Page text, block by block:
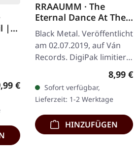
|
Preis:
€
RRAAUMM · The
Eternal Dance At The
Nucleus Of Time |
DIGIPAK CD
Black Metal. Veröffentlicht
am 02.07.2019, auf Ván
Records. DigiPak limitiert
Exemplare. Rraaumm
erschaffen mit „The
Eternal…
8,99 €
Sofort verfügbar,
Lieferzeit: 1-2 Werktage
HINZUFÜGEN